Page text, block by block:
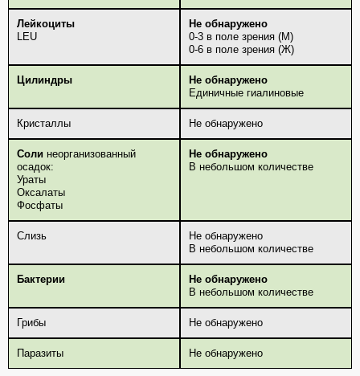
Лейкоциты
LEU
Не обнаружено
0-3 в поле зрения (М)
0-6 в поле зрения (Ж)
Цилиндры
Не обнаружено
Единичные гиалиновые
Кристаллы Не обнаружено
Соли неорганизованный
осадок:
Ураты
Оксалаты
Фосфаты
Не обнаружено
В небольшом количестве
Слизь
Не обнаружено
В небольшом количестве
Бактерии
Не обнаружено
В небольшом количестве
Грибы Не обнаружено
Паразиты Не обнаружено